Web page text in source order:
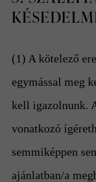
(1) A kötelező
egymással meg
kell igazolnunk.
vonatkozó
semmiképpen
ajánlatban/a